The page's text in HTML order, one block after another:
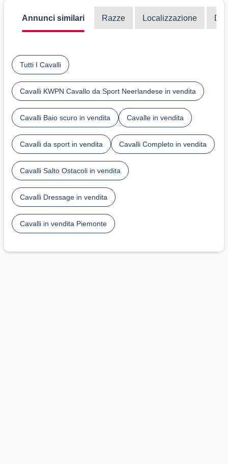
Annunci similari Razze Localizzazione
Tutti I Cavalli
Cavalli KWPN Cavallo da Sport Neerlandese in vendita
Cavalli Baio scuro in vendita Cavalle in vendita
Cavalli da sport in vendita Cavalli Completo in vendita
Cavalli Salto Ostacoli in vendita
Cavalli Dressage in vendita
Cavalli in vendita Piemonte